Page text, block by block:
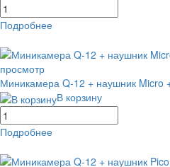
Подробнее
просмотр
Миникамера Q-12 + наушник Micro
В корзину
Подробнее